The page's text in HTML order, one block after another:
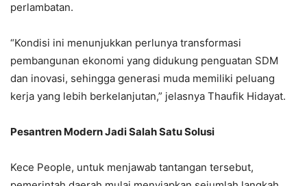
perlambatan.
“Kondisi ini menunjukkan perlunya transformasi
pembangunan ekonomi yang didukung penguatan SDM
dan inovasi, sehingga generasi muda memiliki peluang
kerja yang lebih berkelanjutan,” jelasnya Thaufik Hidayat.
Pesantren Modern Jadi Salah Satu Solusi
Kece People, untuk menjawab tantangan tersebut,